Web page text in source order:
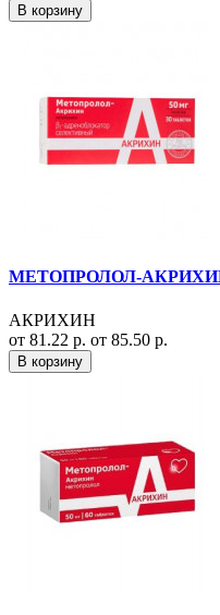
В корзину
МЕТОПРОЛОЛ-
АКРИХИН
от 81.22 р. от 85.50 р.
В корзину